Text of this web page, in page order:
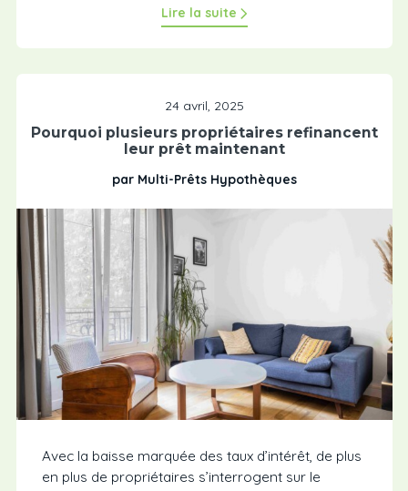
Lire la suite
24 avril, 2025
Pourquoi plusieurs propriétaires refinancent
leur prêt maintenant
par Multi-Prêts Hypothèques
Avec la baisse marquée des taux d’intérêt, de plus
en plus de propriétaires s’interrogent sur le